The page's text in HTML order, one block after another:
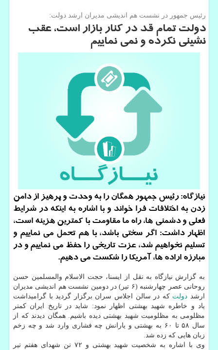
رئیس جمهور در نشست هم اندیشی مدیران ارشد دولت:
دولت تمام قد در كنار بازار است، عقب
نشینی نكرده و نمی نماییم
نیازگاه: رئیس جمهور همگان را به وحدت و پرهیز از دامن
زدن به اختلافات فرا خواند و با اشاره به اینكه در شرایط
فعلی و دشمنی ها، راه ما مقاومت با كمترین هزینه است،
اظهار داشت: اگر سختی باشد، با هم تحمل می نماییم و
تسلیم نخواهیم شد، عزت تاریخی را حفظ می نماییم و در
مبارزه اراده ها، آمریكا را شكست می دهیم.
به گزارش نیازگاه به نقل از ایسنا، حجت الاسلام والمسلمین حسن
روحانی عصر چهارشنبه (۶ تیر) در دومین نشست هم اندیشی مدیران
ارشد دولت كه در سالن اجلاس سران برگزار گردید با گرامیداشت
یاد و خاطره شهید بهشتی اظهار نمود: شاید در تاریخ ایران كمتر
مظلومی به مظلومیت شهید بهشتی دیده باشیم. همگان دیدند كه از
سال ۵۸ تا ۶۰ به بهشتی و یارانش چه فشاری وارد شد و چه زخم
زبان هایی كه زده شد.
وی با اشاره به شخصیت شهید بهشتی و ۷۲ تن شهدای هفتم تیر